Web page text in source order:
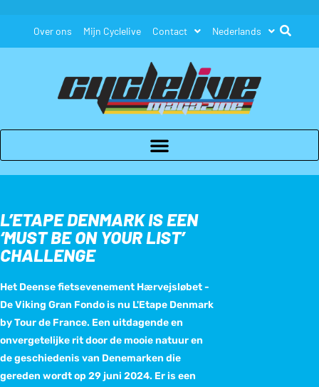
Over ons Mijn Cyclelive Contact Nederlands
L’ETAPE DENMARK IS EEN
‘MUST BE ON YOUR LIST’
CHALLENGE
Het Deense fietsevenement Hærvejsløbet -
De Viking Gran Fondo is nu L'Etape Denmark
by Tour de France. Een uitdagende en
onvergetelijke rit door de mooie natuur en
de geschiedenis van Denemarken die
gereden wordt op 29 juni 2024. Er is een